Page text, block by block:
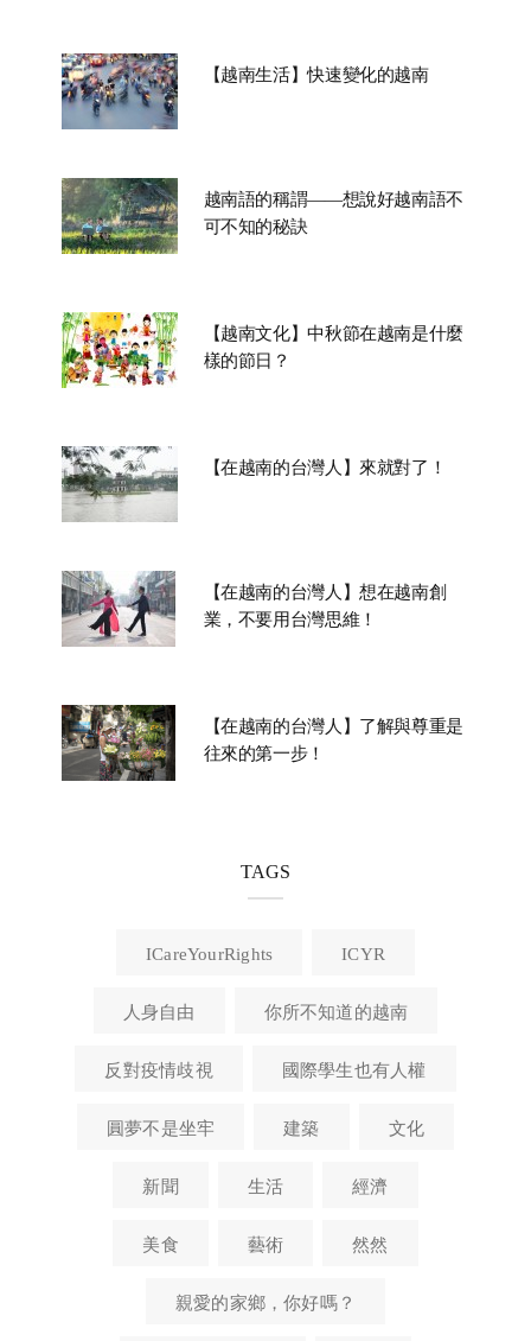
【越南生活】快速變化的越南
越南語的稱謂——想說好越南語不
可不知的秘訣
【越南文化】中秋節在越南是什麼
樣的節日？
【在越南的台灣人】來就對了！
【在越南的台灣人】想在越南創
業，不要用台灣思維！
【在越南的台灣人】了解與尊重是
往來的第一步！
TAGS
ICareYourRights ICYR
人身自由 你所不知道的越南
反對疫情歧視 國際學生也有人權
圓夢不是坐牢 建築 文化
新聞 生活 經濟
美食 藝術 然然
親愛的家鄉，你好嗎？